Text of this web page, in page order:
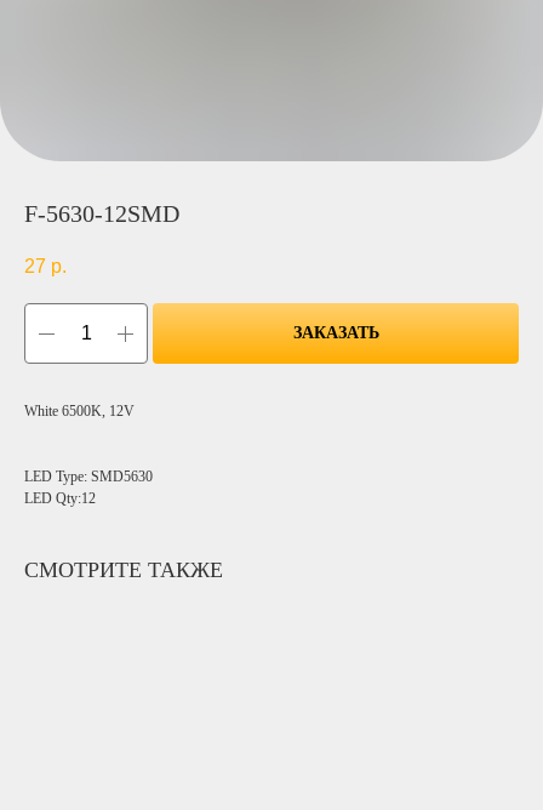
F-5630-12SMD
27 р.
ЗАКАЗАТЬ
White 6500K, 12V
LED Type: SMD5630
LED Qty:12
СМОТРИТЕ ТАКЖЕ